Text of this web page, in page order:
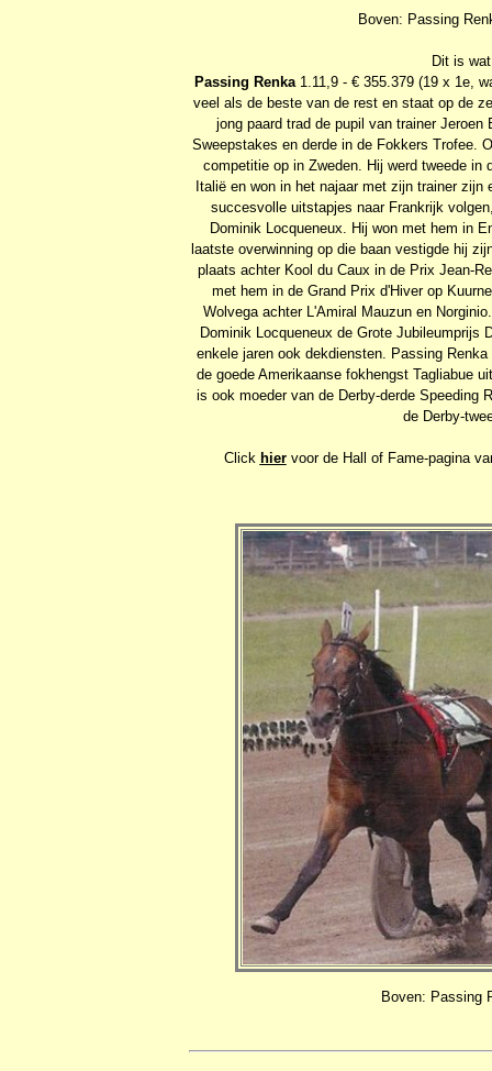
Boven: Passing
Dit is
Passing Renka1.11,9 - € 355.379 (19 x 1e,
veel als de beste van de rest en staat op de
jong paard trad de pupil van trainer
Sweepstakes en derde in de Fokkers Trofee.
competitie op in Zweden. Hij werd tweede in
Italië en won in het najaar met zijn trainer
succesvolle uitstapjes naar Frankrijk
Dominik Locqueneux. Hij won met hem in
laatste overwinning op die baan vestigde hij
plaats achter Kool du Caux in de Prix Jean-
met hem in de Grand Prix d'Hiver op
Wolvega achter L'Amiral Mauzun en
Dominik Locqueneux de Grote Jubileumprijs
enkele jaren ook dekdiensten. Passing
de goede Amerikaanse fokhengst Tagliabue
is ook moeder van de Derby-derde Speeding
de Derby-
Click hiervoor de Hall of Fame-pagina
Boven: Passing